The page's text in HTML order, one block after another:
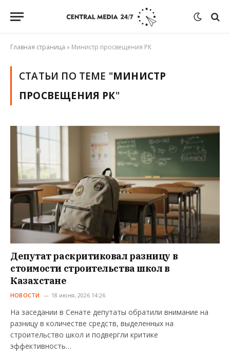
Главная страница » Министр просвещения РК
СТАТЬИ ПО ТЕМЕ "МИНИСТР
ПРОСВЕЩЕНИЯ РК"
Депутат раскритиковал разницу в
стоимости строительства школ в
Казахстане
НОВОСТИ 18 июня, 2026 14:26
На заседании в Сенате депутаты обратили внимание на
разницу в количестве средств, выделенных на
строительство школ и подвергли критике
эффективность…